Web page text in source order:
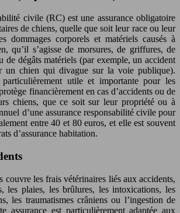
civile (RC) est une assurance obligatoire
de chiens, quelle que soit leur race ou leur
dommages corporels et matériels causés à
qu’il s’agisse de morsures, de griffures, de
de dégâts matériels (par exemple, un accident
un chien qui divague sur la voie publique).
particulièrement utile et importante pour les
financièrement en cas d’accidents ou de
chiens, que ce soit sur leur propriété ou à
d’une assurance responsabilité civile pour
entre 40 et 80 euros, et elle est souvent
d’assurance habitation.
couvre les frais vétérinaires liés aux accidents,
les plaies, les brûlures, les intoxications, les
les traumatismes crâniens ou l’ingestion de
assurance est particulièrement adaptée aux